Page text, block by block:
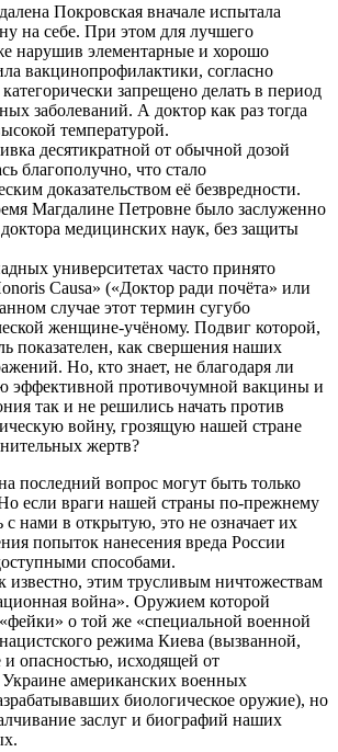
Покровская вначале испытала
на себе. При этом для лучшего
нарушив элементарные и хорошо
вакцинопрофилактики, согласно
запрещено делать в период
заболеваний. А доктор как раз тогда
температурой.
десятикратной от обычной дозой
благополучно, что стало
доказательством её безвредности.
Магдалине Петровне было заслуженно
медицинских наук, без защиты
университетах часто принято
Causa» («Доктор ради почёта» или
случае этот термин сугубо
женщине-учёному. Подвиг которой,
показателен, как свершения наших
Но, кто знает, не благодаря ли
эффективной противочумной вакцины и
так и не решились начать против
войну, грозящую нашей стране
жертв?
последний вопрос могут быть только
если враги нашей страны по-прежнему
с нами в открытую, это не означает их
попыток нанесения вреда России
способами.
известно, этим трусливым ничтожествам
война». Оружием которой
«фейки» о той же «специальной военной
режима Киева (вызванной,
и опасностью, исходящей от
американских военных
биологическое оружие), но
заслуг и биографий наших